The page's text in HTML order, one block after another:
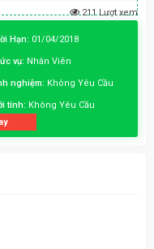
211 Lượt xem
Hạn: 01/04/2018
vụ: Nhân Viên
nghiệm: Không Yêu Cầu
tính: Không Yêu Cầu